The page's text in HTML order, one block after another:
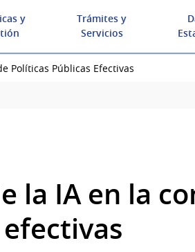
y
Trámites y
Servicios
Políticas Públicas Efectivas
la IA en la